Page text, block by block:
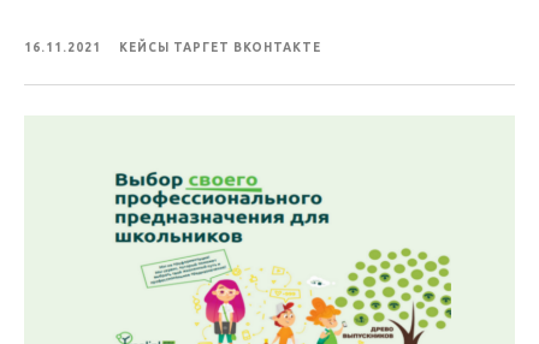
16.11.2021 КЕЙСЫ ТАРГЕТ ВКОНТАКТЕ